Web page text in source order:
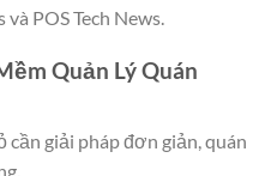
POS Tech News.
Quản Lý Quán
cần giải pháp đơn giản, quán